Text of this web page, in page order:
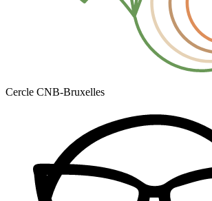
Cercle CNB-Bruxelles